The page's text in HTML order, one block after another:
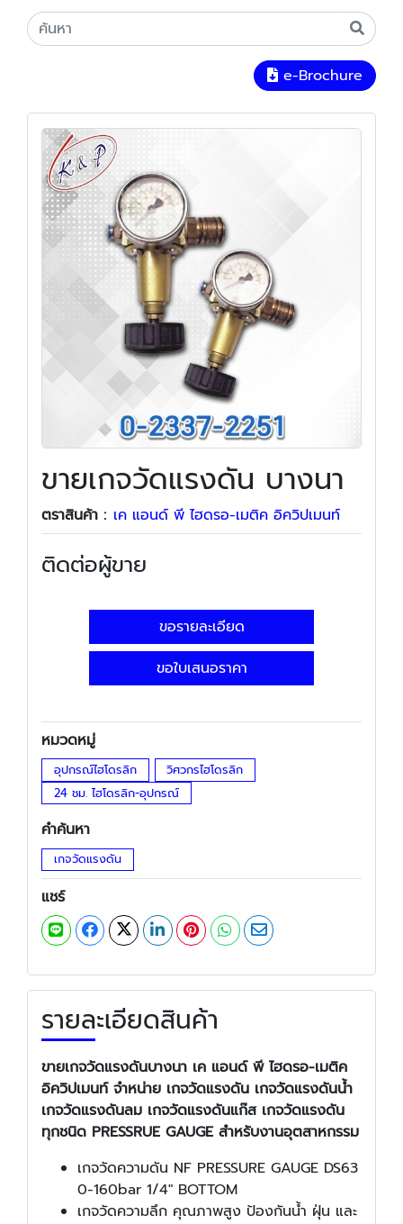
e-Brochure
ขายเกจวัดแรงดัน บางนา
ตราสินค้า : เค แอนด์ พี ไฮดรอ-เมติค อิควิปเมนท์
ติดต่อผู้ขาย
ขอรายละเอียด
ขอใบเสนอราคา
หมวดหมู่
อุปกรณ์ไฮโดรลิก
วิศวกรไฮโดรลิก
24 ชม. ไฮโดรลิก-อุปกรณ์
คำค้นหา
เกจวัดแรงดัน
แชร์
รายละเอียดสินค้า
ขายเกจวัดแรงดันบางนา เค แอนด์ พี ไฮดรอ-เมติค
อิควิปเมนท์ จำหน่าย เกจวัดแรงดัน เกจวัดแรงดันน้ำ
เกจวัดแรงดันลม เกจวัดแรงดันแก๊ส เกจวัดแรงดัน
ทุกชนิด PRESSRUE GAUGE สำหรับงานอุตสาหกรรม
เกจวัดความดัน NF PRESSURE GAUGE DS63
0-160bar 1/4" BOTTOM
เกจวัดความลึก คุณภาพสูง ป้องกันน้ำ ฝุ่น และ